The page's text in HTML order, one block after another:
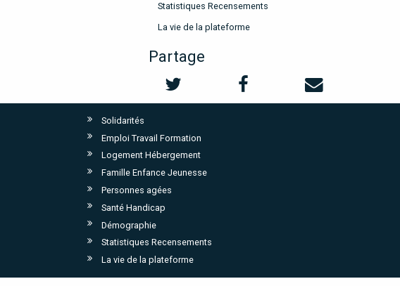
Statistiques Recensements
La vie de la plateforme
Partage
Solidarités
Emploi Travail Formation
Logement Hébergement
Famille Enfance Jeunesse
Personnes agées
Santé Handicap
Démographie
Statistiques Recensements
La vie de la plateforme